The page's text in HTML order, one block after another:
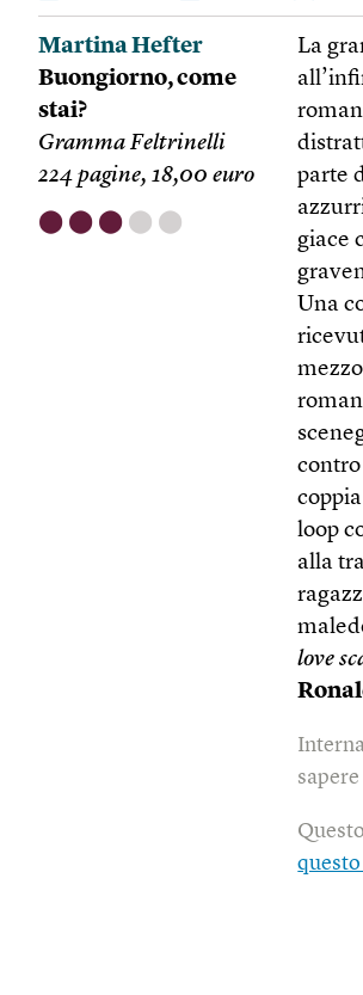
Martina Hefter
Buongiorno, come
stai?
Gramma Feltrinelli
224 pagine, 18,00 euro
⬤ ⬤ ⬤ ⬤ ⬤
La
parte
giace
Una
loop
alla
love